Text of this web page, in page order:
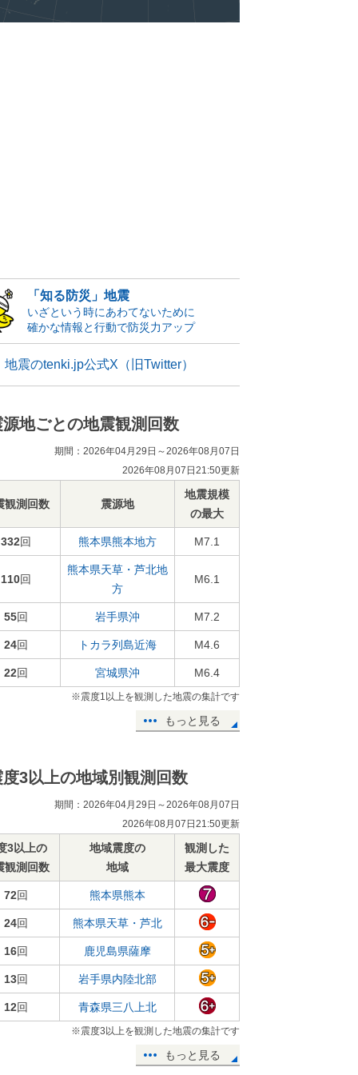
「知る防災」地震
いざという時にあわてないために
確かな情報と行動で防災力アップ
地震のtenki.jp公式X（旧Twitter）
源地ごとの地震観測回数
期間：2026年04月29日～2026年08月07日
2026年08月07日21:50更新
観測回数 震源地
地震規模
の最大
332回 熊本県熊本地方 M7.1
110回
熊本県天草・芦北地
方
M6.1
55回 岩手県沖 M7.2
24回 トカラ列島近海 M4.6
22回 宮城県沖 M6.4
※震度1以上を観測した地震の集計です
もっと見る
度3以上の地域別観測回数
期間：2026年04月29日～2026年08月07日
2026年08月07日21:50更新
3以上の
観測回数
地域震度の
地域
観測した
最大震度
72回 熊本県熊本
24回 熊本県天草・芦北
16回 鹿児島県薩摩
13回 岩手県内陸北部
12回 青森県三八上北
※震度3以上を観測した地震の集計です
もっと見る